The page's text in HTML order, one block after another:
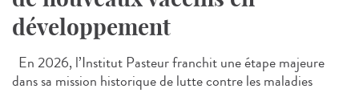
développement
En 2026, l’Institut Pasteur franchit une étape majeure
dans sa mission historique de lutte contre les maladies